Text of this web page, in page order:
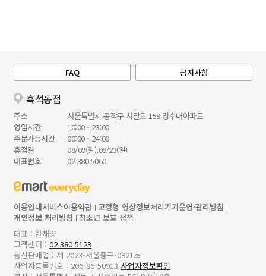
FAQ 공지사항
흑석동점
주소
서울특별시 동작구 서달로 158 명수대아파트
영업시간
10:00 - 23:00
주문가능시간
00:00 - 24:00
휴점일
08/09(일),08/23(일)
대표번호
02 380 5060
이용안내서비스이용약관 고정형 영상정보처리기기운영·관리방침
개인정보 처리방침
청소년 보호 정책
대표 : 한채양
고객센터 : 02 380 5123
통신판매업 : 제 2023-서울중구-0921호
사업자등록번호 : 206-86-50913 사업자정보확인